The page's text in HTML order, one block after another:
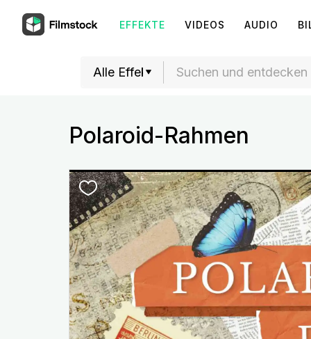
EFFEKTE VIDEOS AUDIO
Polaroid-Rahmen